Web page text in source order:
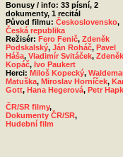
Bonusy / info: 33 písní, 2
dokumenty, 1 recitál
Původ filmu: Československo,
Česká republika
Režisér: Fero Fenič, Zdeněk
Podskalský, Ján Roháč, Pavel
Háša, Vladimír Svitáček, Zdeněk
Kopáč, Ivo Paukert
Herci: Miloš Kopecký,
Matuška, Miroslav Horníček,
Gott, Hana Hegerová, Petr
ČR/SR filmy,
Dokumenty ČR/SR,
Hudební film